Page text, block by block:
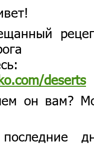
deserts
он вам?